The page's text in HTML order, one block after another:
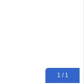
1 / 1